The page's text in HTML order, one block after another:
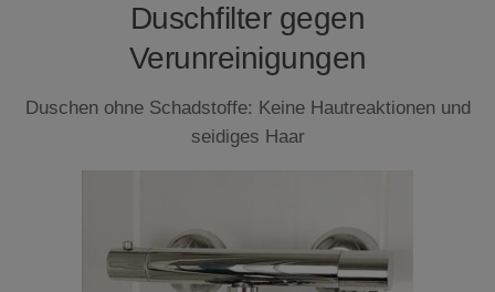
Duschfilter gegen
Verunreinigungen
Duschen ohne Schadstoffe: Keine Hautreaktionen und
seidiges Haar